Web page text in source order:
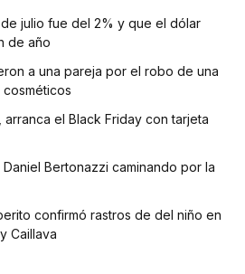
julio fue del 2% y que el dólar
de año
a una pareja por el robo de una
el Black Friday con tarjeta
Bertonazzi caminando por la
confirmó rastros de del niño en
Caillava